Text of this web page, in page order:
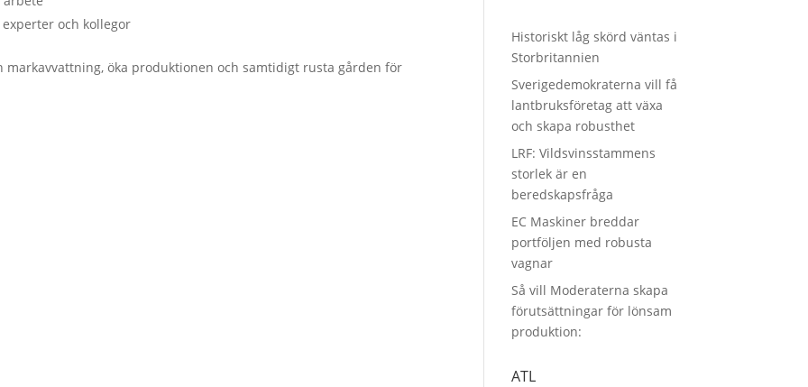
och kollegor
öka produktionen och samtidigt rusta gården för
Historiskt låg skörd väntas i
Storbritannien
Sverigedemokraterna vill få
lantbruksföretag att växa
och skapa robusthet
LRF: Vildsvinsstammens
storlek är en
beredskapsfråga
EC Maskiner breddar
portföljen med robusta
vagnar
Så vill Moderaterna skapa
förutsättningar för lönsam
produktion:
ATL